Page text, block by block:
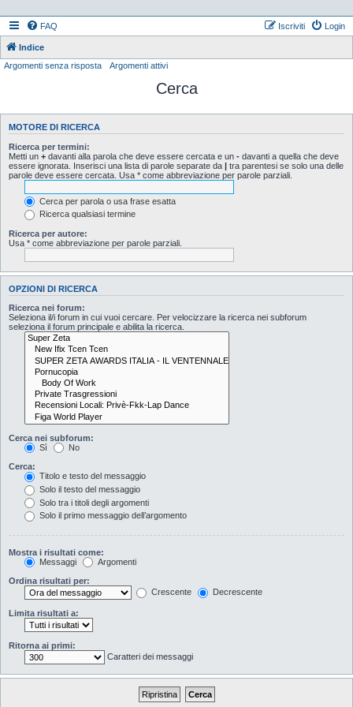
FAQ Login
Iscriviti
Indice
Argomenti senza risposta
Argomenti attivi
Cerca
MOTORE DI RICERCA
Ricerca per termini:
Metti un + davanti alla parola che deve essere cercata e un - davanti a quella che deve
essere ignorata. Inserisci una lista di parole separate da | tra parentesi se solo una delle
parole deve essere cercata. Usa * come abbreviazione per parole parziali.
Cerca per parola o usa frase esatta
Ricerca qualsiasi termine
Ricerca per autore:
Usa * come abbreviazione per parole parziali.
OPZIONI DI RICERCA
Ricerca nei forum:
Seleziona il/i forum in cui vuoi cercare. Per velocizzare la ricerca nei subforum
seleziona il forum principale e abilita la ricerca.
Cerca nei subforum:
Sì
No
Cerca:
Titolo e testo del messaggio
Solo il testo del messaggio
Solo tra i titoli degli argomenti
Solo il primo messaggio dell’argomento
Mostra i risultati come:
Messaggi
Argomenti
Ordina risultati per:
Crescente
Decrescente
Limita risultati a:
Ritorna ai primi:
Caratteri dei messaggi